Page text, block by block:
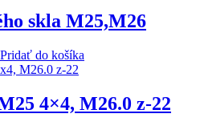
skla M25,M26
Pridať do košíka
4×4, M26.0 z-22